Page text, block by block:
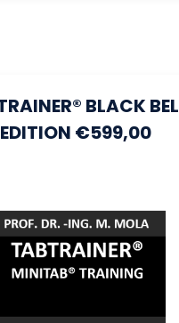
BLACK
EDITION €599,00